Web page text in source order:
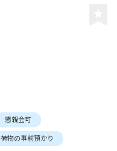
懇親会可
荷物の事前預かり